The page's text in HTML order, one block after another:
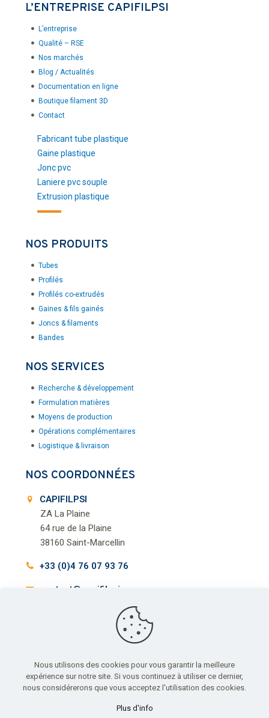
L’ENTREPRISE CAPIFILPSI
L’entreprise
Qualité – RSE
Nos marchés
Blog / Actualités
Documentation en ligne
Boutique filament 3D
Contact
Fabricant tube plastique
Gaine plastique
Jonc pvc
Laniere pvc souple
Extrusion plastique
NOS PRODUITS
Tubes
Profilés
Profilés co-extrudés
Gaines & fils gainés
Joncs & filaments
Bandes
NOS SERVICES
Recherche & développement
Formulation matières
Moyens de production
Opérations complémentaires
Logistique & livraison
NOS COORDONNÉES
CAPIFILPSI
ZA La Plaine
64 rue de la Plaine
38160 Saint-Marcellin
+33 (0)4 76 07 93 76
contact@capifilpsi.com
Nous utilisons des cookies pour vous garantir la meilleure
expérience sur notre site. Si vous continuez à utiliser ce dernier,
nous considérerons que vous acceptez l'utilisation des cookies.
Plus d'info